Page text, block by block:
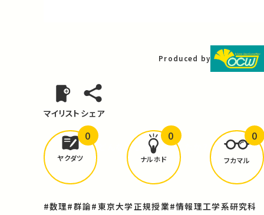
Produced by
マイリスト シェア
どんな学びがありましたか？
ヤクダツ
0
ナルホド
0
フカマル
0
#数理#群論#東京大学正規授業#情報理工学系研究科